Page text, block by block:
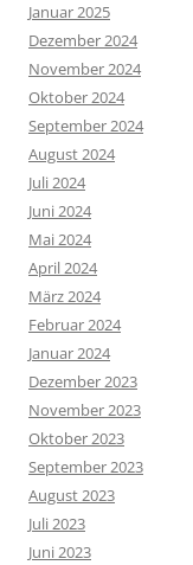
Januar 2025
Dezember 2024
November 2024
Oktober 2024
September 2024
August 2024
Juli 2024
Juni 2024
Mai 2024
April 2024
März 2024
Februar 2024
Januar 2024
Dezember 2023
November 2023
Oktober 2023
September 2023
August 2023
Juli 2023
Juni 2023